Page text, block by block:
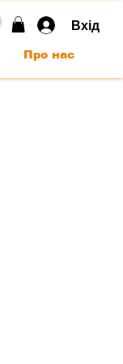
Вхід
Про нас